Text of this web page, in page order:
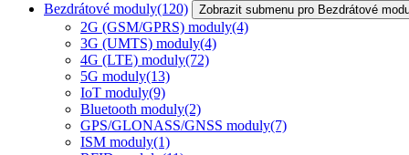
Bezdrátové moduly(120) Zobrazit submenu pro Bezdrátové
2G (GSM/GPRS) moduly(4)
3G (UMTS) moduly(4)
4G (LTE) moduly(72)
5G moduly(13)
IoT moduly(9)
Bluetooth moduly(2)
GPS/GLONASS/GNSS moduly(7)
ISM moduly(1)